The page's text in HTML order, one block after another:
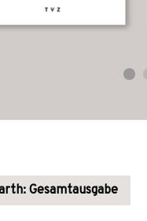
Gesamtausgabe